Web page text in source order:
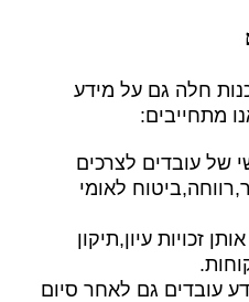
חלה גם על מידע
מתחייבים:
של עובדים לצרכים
לאומי
זכויות עיון,תיקון
עובדים גם לאחר סיום